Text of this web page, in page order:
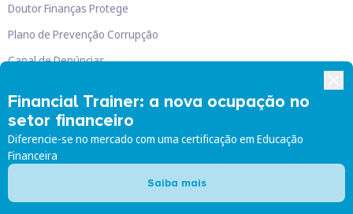
Financial Trainer: a nova ocupação no
setor financeiro
Diferencie-se no mercado com uma certificação em Educação
Financeira
Saiba mais
Doutor Finanças Protege
Plano de Prevenção Corrupção
Canal de Denúncias
Doutor Finanças, Lda